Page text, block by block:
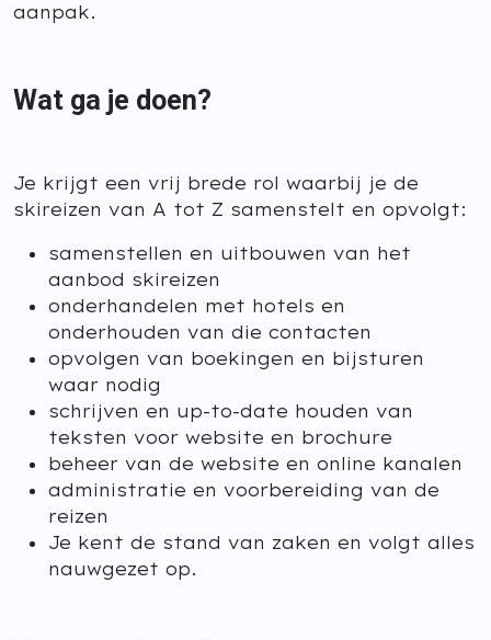
aanpak.
Wat ga je doen?
Je krijgt een vrij brede rol waarbij je de
skireizen van A tot Z samenstelt en opvolgt:
samenstellen en uitbouwen van het
aanbod skireizen
onderhandelen met hotels en
onderhouden van die contacten
opvolgen van boekingen en bijsturen
waar nodig
schrijven en up-to-date houden van
teksten voor website en brochure
beheer van de website en online kanalen
administratie en voorbereiding van de
reizen
Je kent de stand van zaken en volgt alles
nauwgezet op.